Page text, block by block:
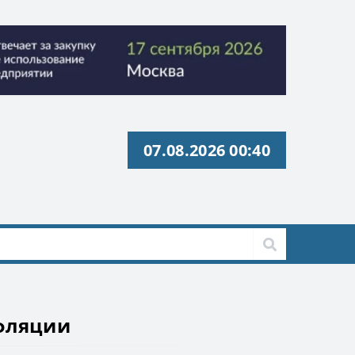
ИНН 9729326695 Токен: 2VtzquzomsY
ИНН 9729326695 Токен: 2VtzquzomsY
07.08.2026 00:40